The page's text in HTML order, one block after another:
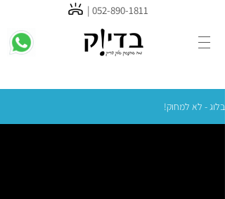
052-890-1811 |
בלוג - לא למחוק!